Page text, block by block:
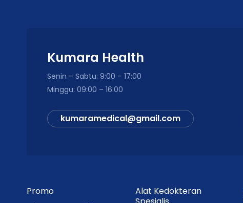
Kumara Health
Senin – Sabtu: 9:00 – 17:00
Minggu: 09:00 – 16:00
kumaramedical@gmail.com
Promo
Alat Kedokteran